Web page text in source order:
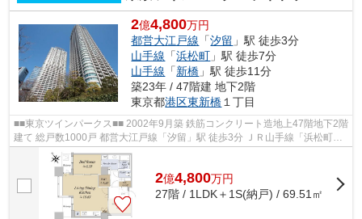
2億4,800万円
都営大江戸線 「汐留 」駅 徒歩3分
山手線 「浜松町 」駅 徒歩7分
山手線 「新橋 」駅 徒歩11分
築23年 / 47階建 地下2階
東京都港区東新橋 １丁目
■■東京ツインパークス■■ 2002年9月築 鉄筋コンクリート造地上47階地下2階
建て 総戸数1000戸 都営大江戸線「汐留」駅 徒歩3分 ＪＲ山手線「浜松町」
駅 徒歩7分 ＪＲ山手線「新橋」駅 ...
2億4,800万円
27階 / 1LDK＋1S(納戸) / 69.51㎡